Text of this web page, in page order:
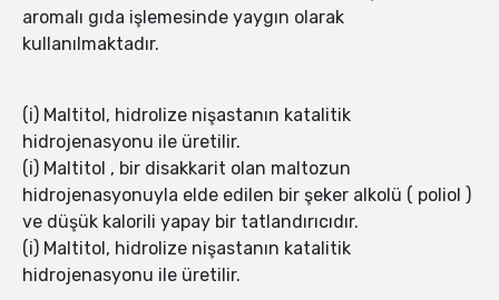
aromalı gıda işlemesinde yaygın olarak
kullanılmaktadır.
(i) Maltitol, hidrolize nişastanın katalitik
hidrojenasyonu ile üretilir.
(i) Maltitol , bir disakkarit olan maltozun
hidrojenasyonuyla elde edilen bir şeker alkolü ( poliol )
ve düşük kalorili yapay bir tatlandırıcıdır.
(i) Maltitol, hidrolize nişastanın katalitik
hidrojenasyonu ile üretilir.